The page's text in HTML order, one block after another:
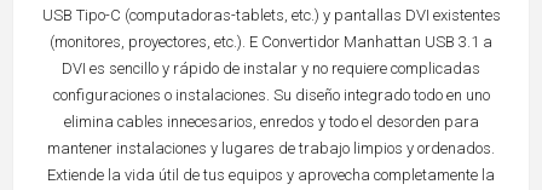
USB Tipo-C (computadoras-tablets, etc.) y pantallas DVI existentes
(monitores, proyectores, etc.). E Convertidor Manhattan USB 3.1 a
DVI es sencillo y rápido de instalar y no requiere complicadas
configuraciones o instalaciones. Su diseño integrado todo en uno
elimina cables innecesarios, enredos y todo el desorden para
mantener instalaciones y lugares de trabajo limpios y ordenados.
Extiende la vida útil de tus equipos y aprovecha completamente la